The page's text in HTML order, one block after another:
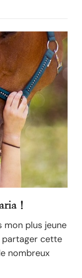
!
mon plus jeune
partager cette
nombreux